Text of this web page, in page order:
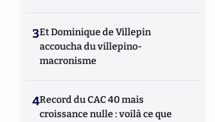
3Et Dominique de Villepin
accoucha du villepino-
macronisme
4Record du CAC 40 mais
croissance nulle : voilà ce que